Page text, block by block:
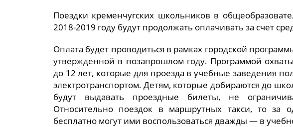
Поездки кременчугских школьников в
2018-2019 году будут продолжать оплачивать за счет
Оплата будет проводиться в рамках городской
утвержденной в позапрошлом году. Программой
до 12 лет, которые для проезда в учебные заведения
электротранспортом. Детям, которые добираются до
будут выдавать проездные билеты, не
Относительно поездок в маршрутных такси, то за
бесплатно могут ими воспользоваться дважды — в